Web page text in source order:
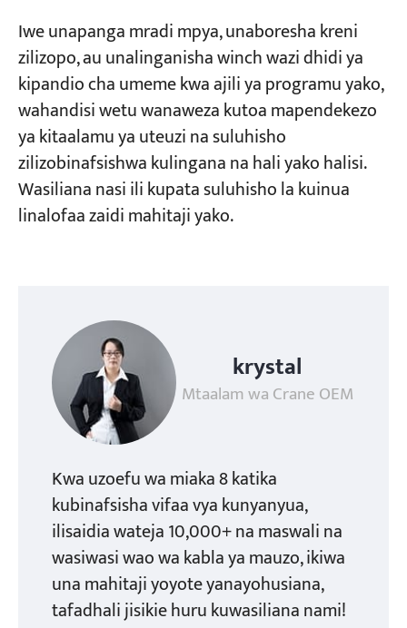
Iwe unapanga mradi mpya, unaboresha kreni
zilizopo, au unalinganisha winch wazi dhidi ya
kipandio cha umeme kwa ajili ya programu yako,
wahandisi wetu wanaweza kutoa mapendekezo
ya kitaalamu ya uteuzi na suluhisho
zilizobinafsishwa kulingana na hali yako halisi.
Wasiliana nasi ili kupata suluhisho la kuinua
linalofaa zaidi mahitaji yako.
krystal
Mtaalam wa Crane OEM
Kwa uzoefu wa miaka 8 katika
kubinafsisha vifaa vya kunyanyua,
ilisaidia wateja 10,000+ na maswali na
wasiwasi wao wa kabla ya mauzo, ikiwa
una mahitaji yoyote yanayohusiana,
tafadhali jisikie huru kuwasiliana nami!